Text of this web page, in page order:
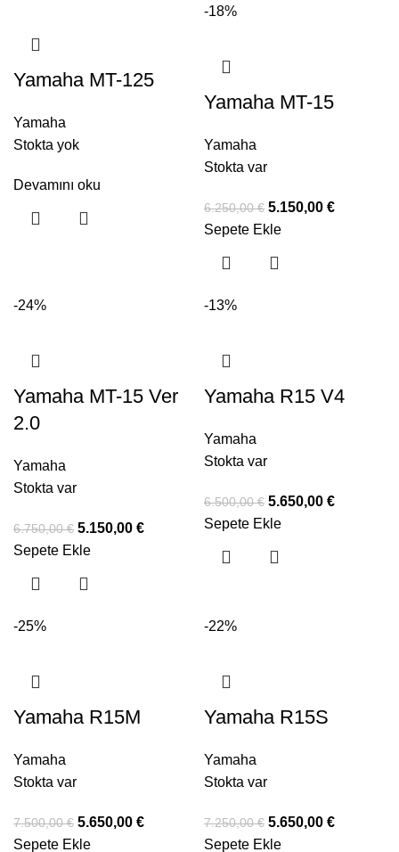
Yamaha MT-125
Yamaha
Stokta yok
Devamını oku
-18%
Yamaha MT-15
Yamaha
Stokta var
6.250,00€ 5.150,00 €
Sepete Ekle
-24%
Yamaha MT-15 Ver
2.0
Yamaha
Stokta var
6.750,00€ 5.150,00 €
Sepete Ekle
-13%
Yamaha R15 V4
Yamaha
Stokta var
6.500,00€ 5.650,00 €
Sepete Ekle
-25%
Yamaha R15M
Yamaha
Stokta var
7.500,00€ 5.650,00 €
Sepete Ekle
-22%
Yamaha R15S
Yamaha
Stokta var
7.250,00€ 5.650,00 €
Sepete Ekle